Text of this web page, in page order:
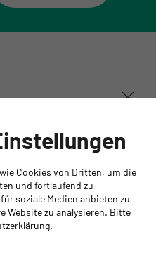
Cookies von Dritten, um die
und fortlaufend zu
soziale Medien anbieten zu
Website zu analysieren. Bitte